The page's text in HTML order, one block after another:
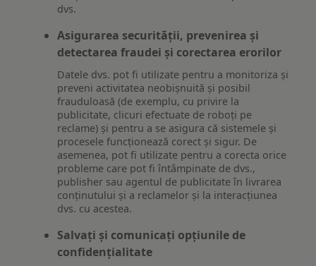
dvs.
Asigurarea securității, prevenirea și
detectarea fraudei și corectarea erorilor
Datele dvs. pot fi utilizate pentru a monitoriza și
preveni activitatea neobișnuită și posibil
frauduloasă (de exemplu, cu privire la
publicitate, clicuri efectuate de roboți pe
reclame) și pentru a se asigura că sistemele și
procesele funcționează corect și sigur. De
asemenea, pot fi utilizate pentru a corecta orice
probleme care pot fi întâmpinate de dvs.,
publisher sau agentul de publicitate în livrarea
conținutului și a reclamelor și la interacțiunea
dvs. cu acestea.
Salvați și comunicați opțiunile de
confidențialitate